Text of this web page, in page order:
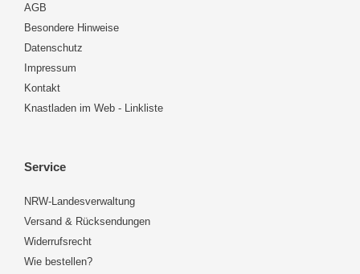
AGB
Besondere Hinweise
Datenschutz
Impressum
Kontakt
Knastladen im Web - Linkliste
Service
NRW-Landesverwaltung
Versand & Rücksendungen
Widerrufsrecht
Wie bestellen?